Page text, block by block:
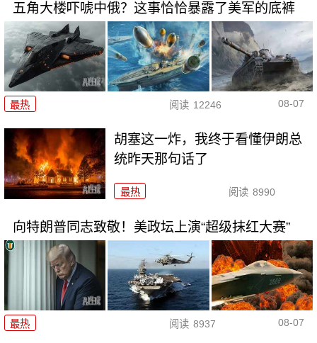
五角大楼吓唬中俄？这事恰恰暴露了美军的底裤
最热 阅读 12246 08-07
胡塞这一炸，我终于看懂伊朗总
统昨天那句话了
最热 阅读 8990
向特朗普同志致敬！美政坛上演“超级抹红大赛”
最热 阅读 8937 08-07